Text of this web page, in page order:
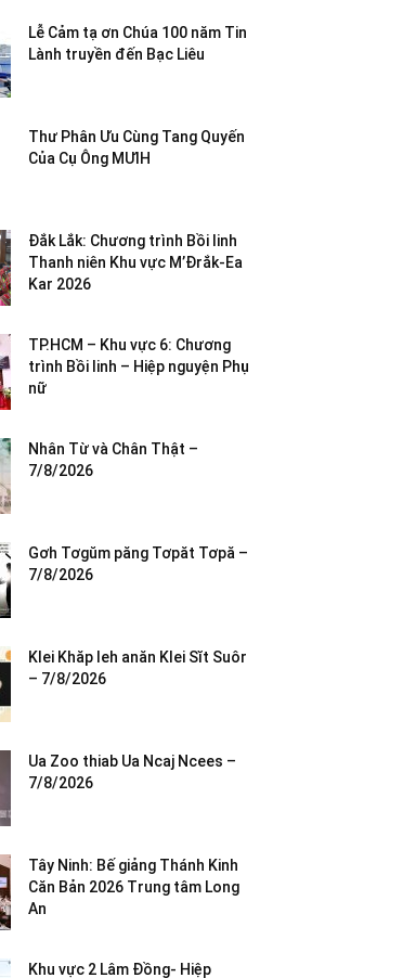
Lễ Cảm tạ ơn Chúa 100 năm Tin
Lành truyền đến Bạc Liêu
Thư Phân Ưu Cùng Tang Quyến
Của Cụ Ông MƯIH
Đắk Lắk: Chương trình Bồi linh
Thanh niên Khu vực M’Đrắk-Ea
Kar 2026
TP.HCM – Khu vực 6: Chương
trình Bồi linh – Hiệp nguyện Phụ
nữ
Nhân Từ và Chân Thật –
7/8/2026
Gơh Tơgŭm păng Tơpăt Tơpă –
7/8/2026
Klei Khăp leh anăn Klei Sĭt Suôr
– 7/8/2026
Ua Zoo thiab Ua Ncaj Ncees –
7/8/2026
Tây Ninh: Bế giảng Thánh Kinh
Căn Bản 2026 Trung tâm Long
An
Khu vực 2 Lâm Đồng- Hiệp